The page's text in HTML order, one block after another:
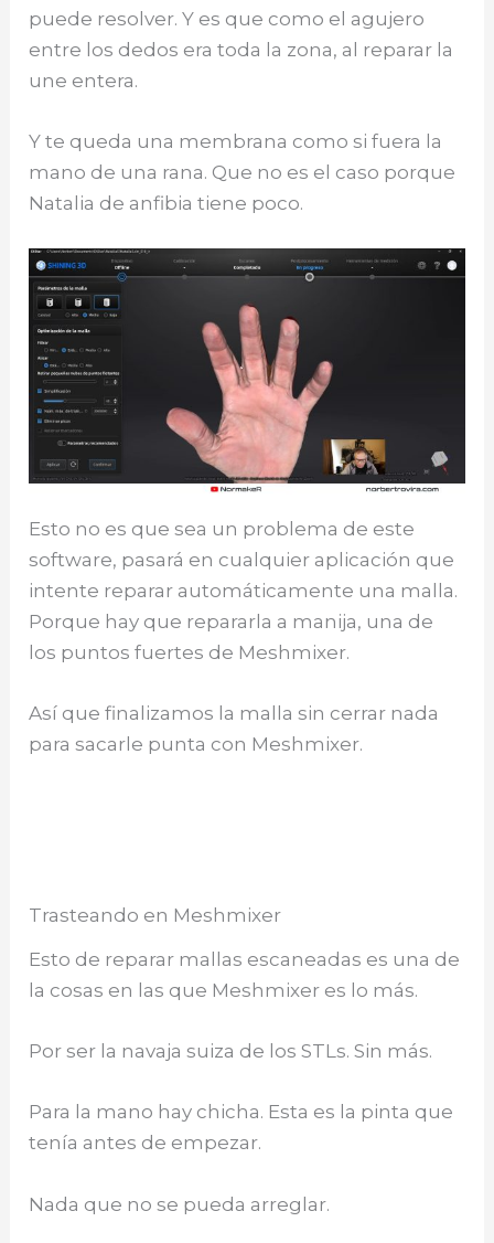
puede resolver. Y es que como el agujero
entre los dedos era toda la zona, al reparar la
une entera.
Y te queda una membrana como si fuera la
mano de una rana. Que no es el caso porque
Natalia de anfibia tiene poco.
Esto no es que sea un problema de este
software, pasará en cualquier aplicación que
intente reparar automáticamente una malla.
Porque hay que repararla a manija, una de
los puntos fuertes de Meshmixer.
Así que finalizamos la malla sin cerrar nada
para sacarle punta con Meshmixer.
Trasteando en Meshmixer
Esto de reparar mallas escaneadas es una de
la cosas en las que Meshmixer es lo más.
Por ser la navaja suiza de los STLs. Sin más.
Para la mano hay chicha. Esta es la pinta que
tenía antes de empezar.
Nada que no se pueda arreglar.